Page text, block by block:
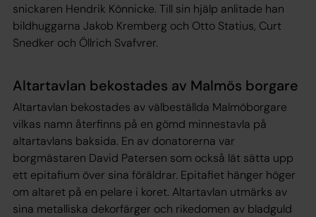
snickaren Hendrik Könnicke. Till sin hjälp anlitade han
bildhuggarna Jakob Kremberg och Otto Statius, Curt
Snedker och Öllrich Svafvrer.
Altartavlan bekostades av Malmös borgare
Altartavlan bekostades av välbeställda Malmöborgare
vilkas namn återfinns på en gömd minnestavla på
altartavlans baksida. En av donatorerna var
borgmästaren David Patersen som också lät sätta upp
ett epitafium över sina föräldrar. Epitafiet hänger höger
om altaret på en pelare i koret. Altartavlan utmärks av
sina metalliska dekorfärger och rikedomen av bladguld